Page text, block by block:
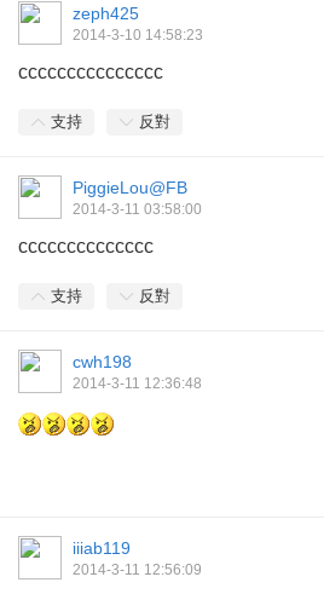
zeph425
2014-3-10 14:58:23
ccccccccccccccc
支持 反對
PiggieLou@FB
2014-3-11 03:58:00
cccccccccccccc
支持 反對
cwh198
2014-3-11 12:36:48
iiiab119
2014-3-11 12:56:09